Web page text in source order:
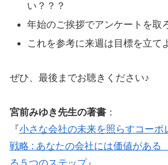
い？？？
年始のご挨拶でアンケートを取
これを参考に来週は目標を立て
ぜひ、最後までお聴きください♪
宮前みゆき先生の著書 ：
『小さな会社の未来を照らすコーポ
戦略 : あなたの会社には価値がある
る５つのステップ』